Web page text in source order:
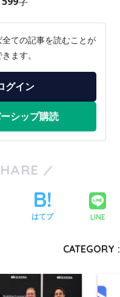
ての記事を読むことが
ます。
グイン
シップ購読
はてブ LINE
CATEGORY :